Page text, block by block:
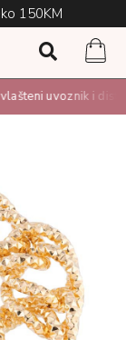
150KM
uvoznik i